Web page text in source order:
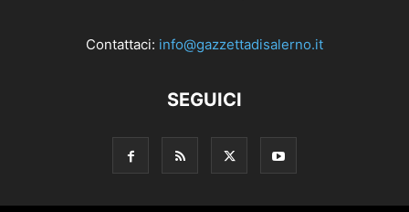
Contattaci: info@gazzettadisalerno.it
SEGUICI